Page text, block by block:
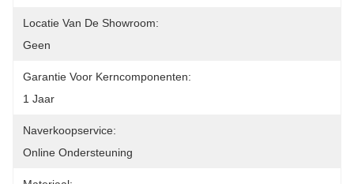
Locatie Van De Showroom:
Geen
Garantie Voor Kerncomponenten:
1 Jaar
Naverkoopservice:
Online Ondersteuning